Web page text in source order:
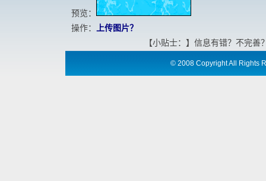
预览：
操作：
上传图片？
【小贴士：】信息有错？不完
©2008 Copyright All Rights